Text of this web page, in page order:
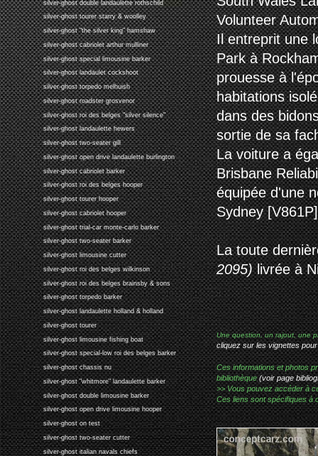
silver-ghost double landaulette rothschild
silver-ghost tourer starry & woolley
silver-ghost "the silver king" hamshaw
silver-ghost cabriolet arthur mulliner
silver-ghost special limousine barker
silver-ghost landaulet cockshoot
silver-ghost torpedo melhuish
silver-ghost roadster grosvenor
silver-ghost roi des belges "silver silence"
silver-ghost landaulette hewers
silver-ghost two-seater gill
silver-ghost open drive landaulette burlington
silver-ghost cabriolet barker
silver-ghost roi des belges hooper
silver-ghost tourer hooper
silver-ghost cabriolet hooper
silver-ghost trial-car monte-carlo barker
silver-ghost two-seater barker
silver-ghost limousine cutter
silver-ghost roi des belges wilkinson
silver-ghost roi des belges brainsby & sons
silver-ghost torpedo barker
silver-ghost landaulette holland & holland
silver-ghost tourer
silver-ghost limousine fishing boat
silver-ghost special-low roi des belges barker
silver-ghost chassis nu
silver-ghost "whitmore" landaulette barker
silver-ghost double limousine barker
silver-ghost open drive limousine hooper
silver-ghost on test
silver-ghost two-seater cutter
silver-ghost italian navals chiefs
Volunteer
Il entreprit une
Park à
prouesse à
habitations
dans des
sortie de sa
La voiture a
Brisbane
équipée d'une
Sydney
La toute
2095)livrée à
Une question, un rajout, une
cliquez sur les vignettes
Ces informations et photos
bibliothèque(voir page
>> Vous pouvez accéder à
Ces liens sont spécifiques à